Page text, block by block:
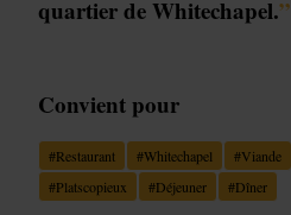
quartier de Whitechapel.”
Convient pour
#Restaurant #Whitechapel #Viande
#Platscopieux #Déjeuner #Dîner